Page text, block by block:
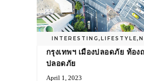
INTERESTING ,LIFESTYLE,
กรุงเทพฯ เมืองปลอดภัย ท้อง
ปลอดภัย
April 1, 2023